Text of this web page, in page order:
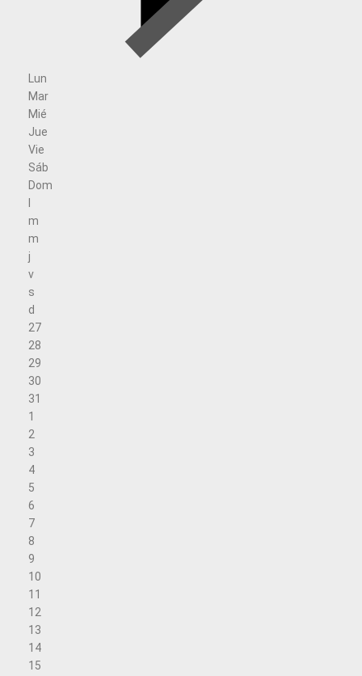
Lun
Mar
Mié
Jue
Vie
Sáb
Dom
m
m
j
v
s
d
27
28
29
30
31
1
2
3
4
5
6
7
8
9
10
11
12
13
14
15